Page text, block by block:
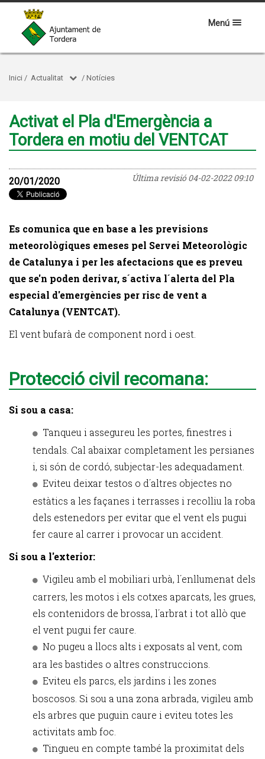
Menú
Inici / Actualitat / Notícies
Activat el Pla d'Emergència a
Tordera en motiu del VENTCAT
Última revisió04-02-2022 09:10
20/01/2020
Es comunica que en base a les previsions
meteorològiques emeses pel Servei Meteorològic
de Catalunya i per les afectacions que es preveu
que se'n poden derivar, s´activa l´alerta del Pla
especial d'emergències per risc de vent a
Catalunya (VENTCAT).
El vent bufarà de component nord i oest.
Protecció civil recomana:
Si sou a casa:
Tanqueu i assegureu les portes, finestres i
tendals. Cal abaixar completament les persianes
i, si són de cordó, subjectar-les adequadament.
Eviteu deixar testos o d´altres objectes no
estàtics a les façanes i terrasses i recolliu la roba
dels estenedors per evitar que el vent els pugui
fer caure al carrer i provocar un accident.
Si sou a l'exterior:
Vigileu amb el mobiliari urbà, l´enllumenat dels
carrers, les motos i els cotxes aparcats, les grues,
els contenidors de brossa, l´arbrat i tot allò que
el vent pugui fer caure.
No pugeu a llocs alts i exposats al vent, com
ara les bastides o altres construccions.
Eviteu els parcs, els jardins i les zones
boscosos. Si sou a una zona arbrada, vigileu amb
els arbres que puguin caure i eviteu totes les
activitats amb foc.
Tingueu en compte també la proximitat dels